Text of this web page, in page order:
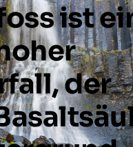
ist
der